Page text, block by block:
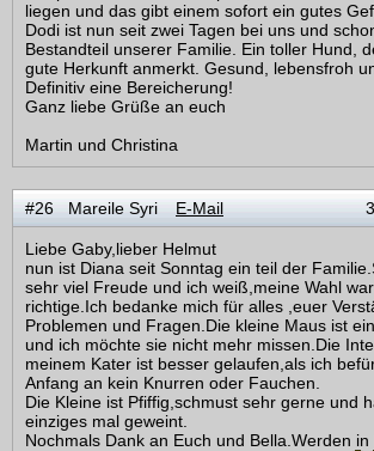
liegen und das gibt einem sofort ein gutes
Dodi ist nun seit zwei Tagen bei uns und
Bestandteil unserer Familie. Ein toller Hund,
gute Herkunft anmerkt. Gesund, lebensfroh
Definitiv eine Bereicherung!
Ganz liebe Grüße an euch
Martin und Christina
#26 Mareile Syri E-Mail
Liebe Gaby,lieber Helmut
nun ist Diana seit Sonntag ein teil der
sehr viel Freude und ich weiß,meine Wahl
richtige.Ich bedanke mich für alles ,euer
Problemen und Fragen.Die kleine Maus ist
und ich möchte sie nicht mehr missen.Die
meinem Kater ist besser gelaufen,als ich
Anfang an kein Knurren oder Fauchen.
Die Kleine ist Pfiffig,schmust sehr gerne und
einziges mal geweint.
Nochmals Dank an Euch und Bella.Werden in